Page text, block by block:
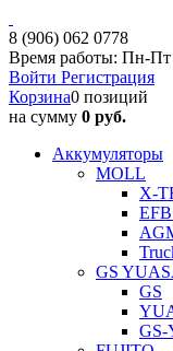
8 (906) 062 0778
Время работы: Пн-
Войти Регистрация
Корзина0 позиций
на сумму 0 руб.
Аккумуляторы
MOLL
X-
GS
GS
GS-